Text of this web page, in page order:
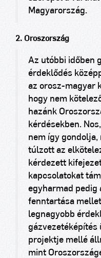
Magyarország.
2. Oroszország
Az utóbbi időben
érdeklődés
az orosz-magyar
hogy nem
hazánk
kérdésekben.
nem így
túlzott az
kérdezett
kapcsolatokat
egyharmad pedig
fenntartása
legnagyobb
gázvezetéképítés
projektje mellé
mint